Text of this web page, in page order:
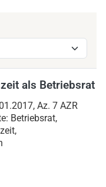
als Betriebsrat
Az. 7 AZR
Betriebsrat,